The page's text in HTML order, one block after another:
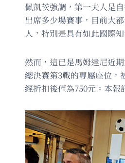
佩凱茨強調，第一夫人是
出席多少場賽事，目前大
人，特別是具有如此國際
然而，這已是馬姆達尼近
總決賽第3戰的專屬座位，
經折扣後僅為750元。本報